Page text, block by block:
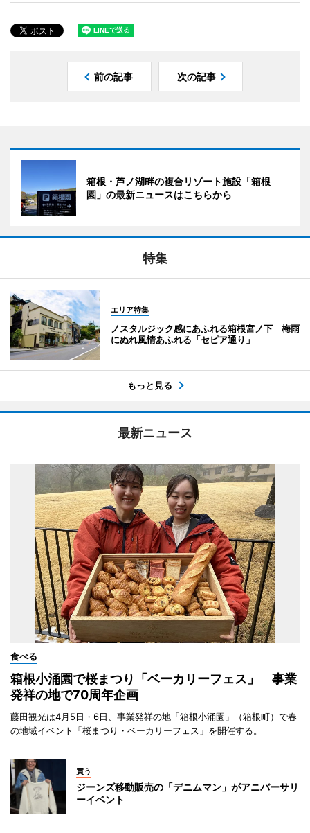
前の記事 次の記事
箱根・芦ノ湖畔の複合リゾート施設「箱根
園」の最新ニュースはこちらから
特集
エリア特集
ノスタルジック感にあふれる箱根宮ノ下 梅雨
にぬれ風情あふれる「セピア通り」
もっと見る
最新ニュース
食べる
箱根小涌園で桜まつり「ベーカリーフェス」 事業
発祥の地で70周年企画
藤田観光は4月5日・6日、事業発祥の地「箱根小涌園」（箱根町）で春
の地域イベント「桜まつり・ベーカリーフェス」を開催する。
買う
ジーンズ移動販売の「デニムマン」がアニバーサリ
ーイベント